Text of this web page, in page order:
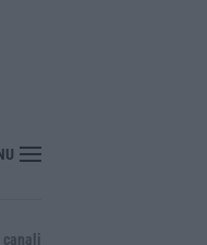
in Calabria